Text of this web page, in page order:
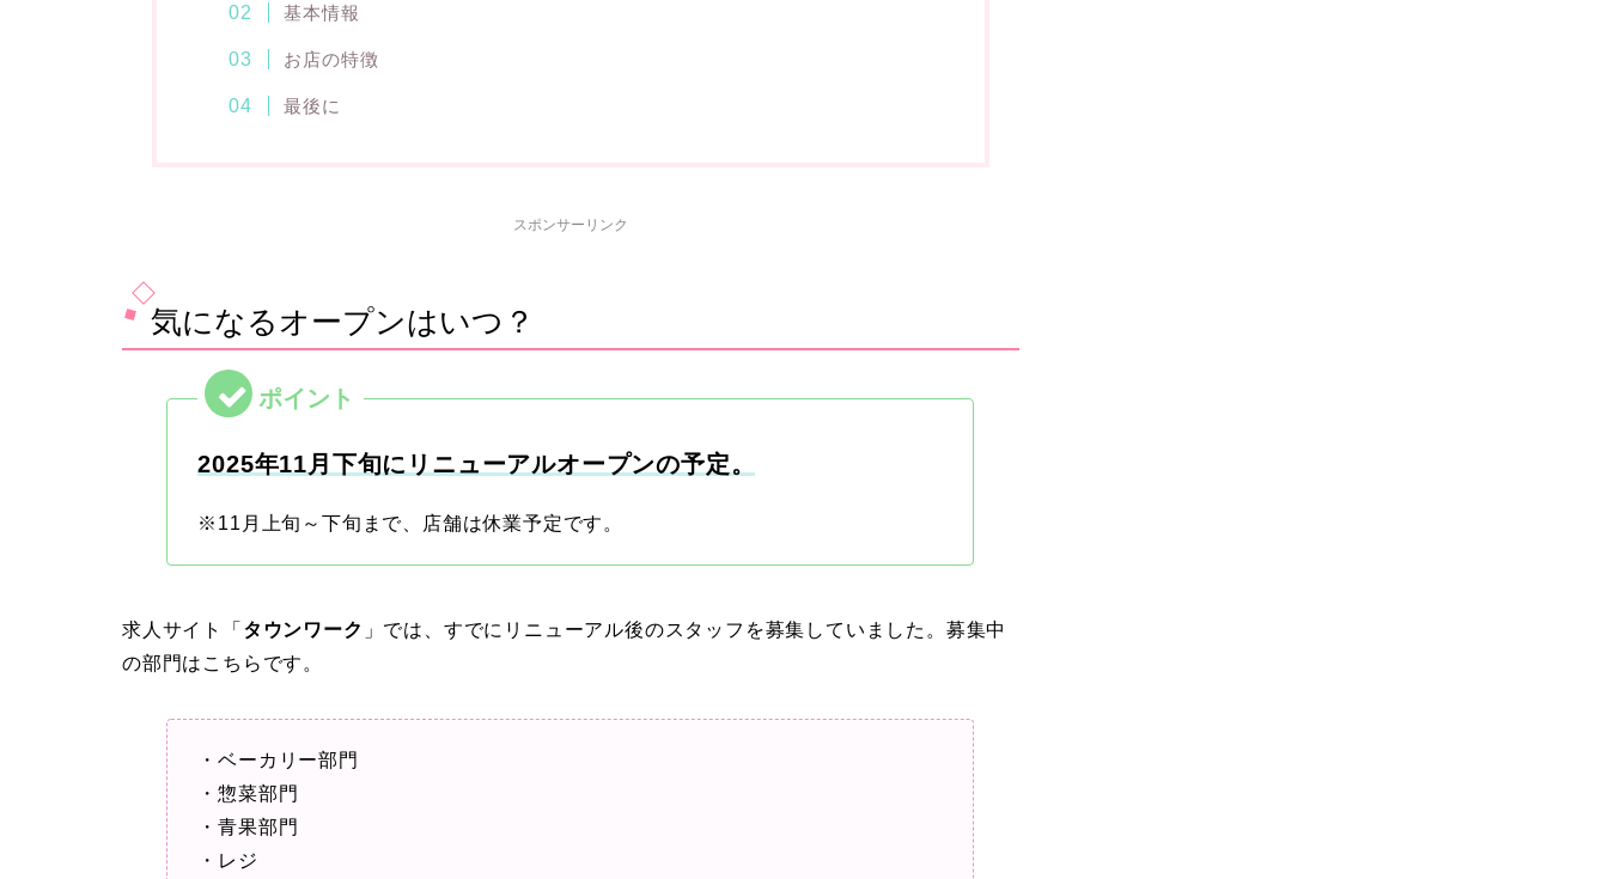
基本情報
お店の特徴
最後に
スポンサーリンク
気になるオープンはいつ？
2025年11月下旬にリニューアルオープンの予定。
※11月上旬～下旬まで、店舗は休業予定です。
求人サイト「 タウンワーク 」では、すでにリニューアル後のスタッフを募集していました。募集中
の部門はこちらです。
・ベーカリー部門
・惣菜部門
・青果部門
・レジ